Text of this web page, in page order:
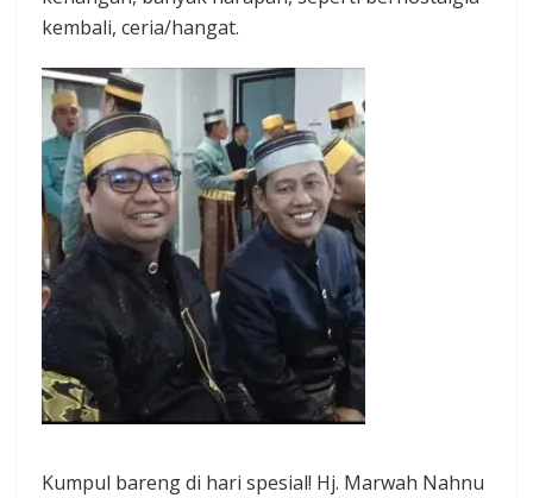
kembali, ceria/hangat.
Kumpul bareng di hari spesial! Hj. Marwah Nahnu